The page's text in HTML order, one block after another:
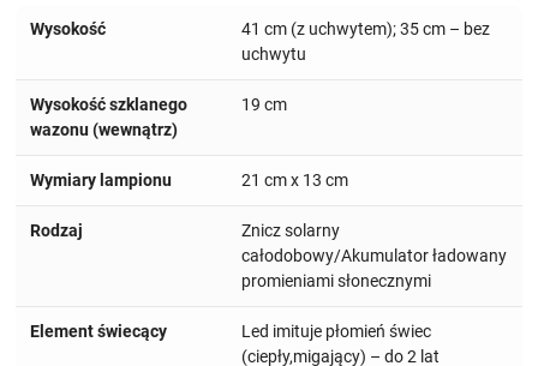
Wysokość
41 cm (z uchwytem); 35 cm – bez
uchwytu
Wysokość szklanego
wazonu (wewnątrz)
19 cm
Wymiary lampionu 21 cm x 13 cm
Rodzaj
Znicz solarny
całodobowy/Akumulator ładowany
promieniami słonecznymi
Element świecący
Led imituje płomień świec
(ciepły,migający) – do 2 lat